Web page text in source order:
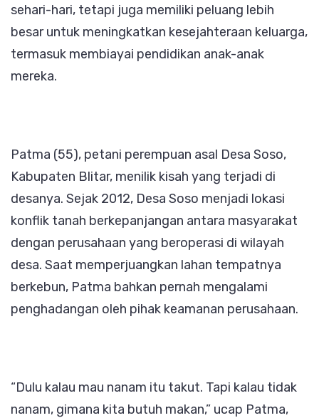
sehari-hari, tetapi juga memiliki peluang lebih
besar untuk meningkatkan kesejahteraan keluarga,
termasuk membiayai pendidikan anak-anak
mereka.
Patma (55), petani perempuan asal Desa Soso,
Kabupaten Blitar, menilik kisah yang terjadi di
desanya. Sejak 2012, Desa Soso menjadi lokasi
konflik tanah berkepanjangan antara masyarakat
dengan perusahaan yang beroperasi di wilayah
desa. Saat memperjuangkan lahan tempatnya
berkebun, Patma bahkan pernah mengalami
penghadangan oleh pihak keamanan perusahaan.
“Dulu kalau mau nanam itu takut. Tapi kalau tidak
nanam, gimana kita butuh makan,” ucap Patma,